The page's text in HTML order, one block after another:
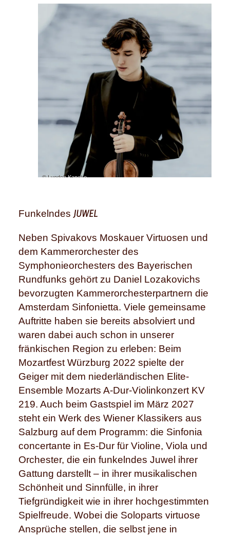
© Lyodoh Kaneko
Funkelndes JUWEL
Neben Spivakovs Moskauer Virtuosen und
dem Kammerorchester des
Symphonieorchesters des Bayerischen
Rundfunks gehört zu Daniel Lozakovichs
bevorzugten Kammerorchesterpartnern die
Amsterdam Sinfonietta. Viele gemeinsame
Auftritte haben sie bereits absolviert und
waren dabei auch schon in unserer
fränkischen Region zu erleben: Beim
Mozartfest Würzburg 2022 spielte der
Geiger mit dem niederländischen Elite-
Ensemble Mozarts A-Dur-Violinkonzert KV
219. Auch beim Gastspiel im März 2027
steht ein Werk des Wiener Klassikers aus
Salzburg auf dem Programm: die Sinfonia
concertante in Es-Dur für Violine, Viola und
Orchester, die ein funkelndes Juwel ihrer
Gattung darstellt – in ihrer musikalischen
Schönheit und Sinnfülle, in ihrer
Tiefgründigkeit wie in ihrer hochgestimmten
Spielfreude. Wobei die Soloparts virtuose
Ansprüche stellen, die selbst jene in